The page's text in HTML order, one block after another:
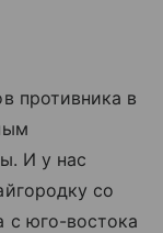
противника в
И у нас
со
с юго-востока